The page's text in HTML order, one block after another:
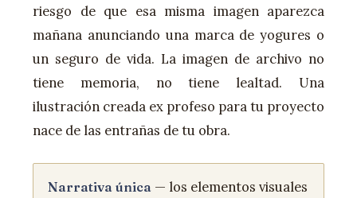
riesgo de que esa misma imagen aparezca
mañana anunciando una marca de yogures o
un seguro de vida. La imagen de archivo no
tiene memoria, no tiene lealtad. Una
ilustración creada ex profeso para tu proyecto
nace de las entrañas de tu obra.
Narrativa única — los elementos visuales